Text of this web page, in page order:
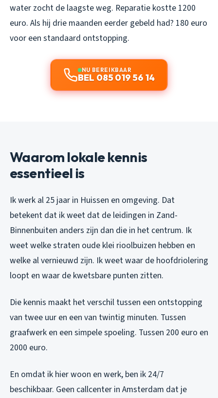
water zocht de laagste weg. Reparatie kostte 1200
euro. Als hij drie maanden eerder gebeld had? 180 euro
voor een standaard ontstopping.
NU BEREIKBAAR
BEL 085 019 56 14
Waarom lokale kennis
essentieel is
Ik werk al 25 jaar in Huissen en omgeving. Dat
betekent dat ik weet dat de leidingen in Zand-
Binnenbuiten anders zijn dan die in het centrum. Ik
weet welke straten oude klei rioolbuizen hebben en
welke al vernieuwd zijn. Ik weet waar de hoofdriolering
loopt en waar de kwetsbare punten zitten.
Die kennis maakt het verschil tussen een ontstopping
van twee uur en een van twintig minuten. Tussen
graafwerk en een simpele spoeling. Tussen 200 euro en
2000 euro.
En omdat ik hier woon en werk, ben ik 24/7
beschikbaar. Geen callcenter in Amsterdam dat je